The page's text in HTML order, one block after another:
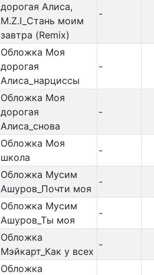
дорогая Алиса,
M.Z.I_Стань моим
завтра (Remix)
-
Обложка Моя
дорогая
Алиса_нарциссы
-
Обложка Моя
дорогая
Алиса_снова
-
Обложка Моя
школа
-
Обложка Мусим
Ашуров_Почти моя
-
Обложка Мусим
Ашуров_Ты моя
-
Обложка
Мэйкарт_Как у всех
-
Обложка